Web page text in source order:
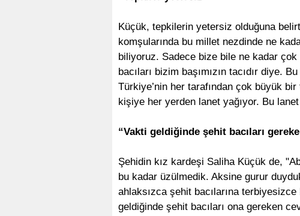
Küçük, tepkilerin yetersiz olduğuna
komşularında bu millet nezdinde ne
biliyoruz. Sadece bize bile ne kadar
bacıları bizim başımızın tacıdır diye.
Türkiye’nin her tarafından çok büyük
kişiye her yerden lanet yağıyor. Bu
“Vakti geldiğinde şehit bacıları
Şehidin kız kardeşi Saliha Küçük de,
bu kadar üzülmedik. Aksine gurur
ahlaksızca şehit bacılarına
geldiğinde şehit bacıları ona gereken